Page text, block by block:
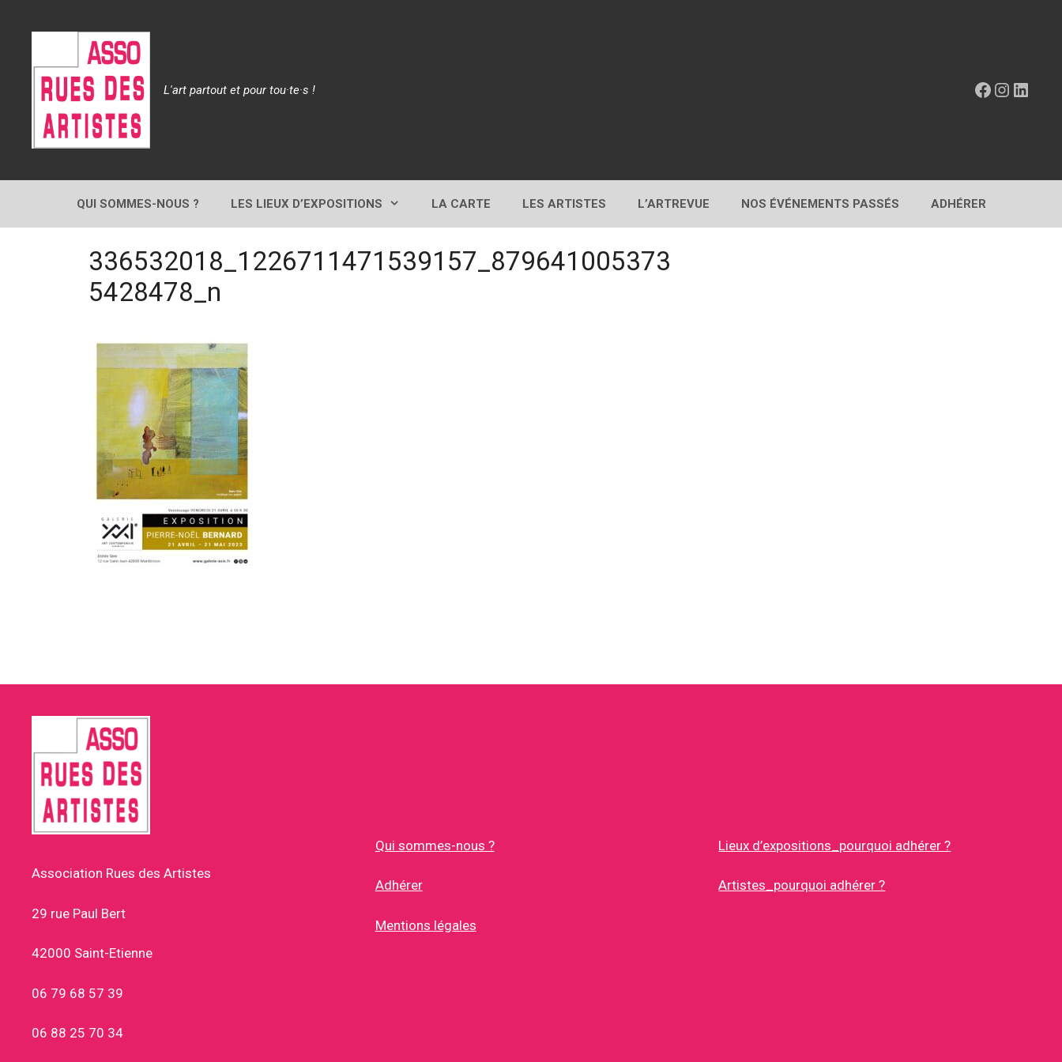
L'art partout et pour tou·te·s ! Facebook
QUI SOMMES-NOUS ? LES LIEUX D’EXPOSITIONS LA CARTE LES ARTISTES L’ARTREVUE NOS ÉVÉNEMENTS PASSÉS ADHÉRER
336532018_1226711471539157_879641005373
5428478_n
Association Rues des Artistes
29 rue Paul Bert
42000 Saint-Etienne
06 79 68 57 39
06 88 25 70 34
Qui sommes-nous ?
Adhérer
Mentions légales
Lieux d’expositions_pourquoi adhérer ?
Artistes_pourquoi adhérer ?